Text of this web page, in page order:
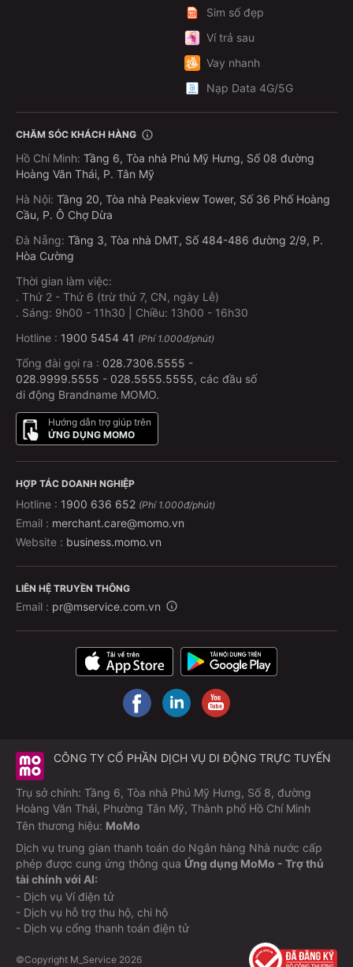
Sim số đẹp
Ví trả sau
Vay nhanh
Nạp Data 4G/5G
CHĂM SÓC KHÁCH HÀNG
Hồ Chí Minh: Tầng 6, Tòa nhà Phú Mỹ Hưng, Số 08 đường
Hoàng Văn Thái, P. Tân Mỹ
Hà Nội: Tầng 20, Tòa nhà Peakview Tower, Số 36 Phố Hoàng
Cầu, P. Ô Chợ Dừa
Đà Nẵng: Tầng 3, Tòa nhà DMT, Số 484-486 đường 2/9, P.
Hòa Cường
Thời gian làm việc:
. Thứ 2 - Thứ 6 (trừ thứ 7, CN, ngày Lễ)
. Sáng: 9h00 - 11h30 | Chiều: 13h00 - 16h30
Hotline : 1900 5454 41 (Phí 1.000đ/phút)
Tổng đài gọi ra : 028.7306.5555 -
028.9999.5555 - 028.5555.5555, các đầu số
di động Brandname MOMO.
Hướng dẫn trợ giúp trên
ỨNG DỤNG MOMO
HỢP TÁC DOANH NGHIỆP
Hotline : 1900 636 652 (Phí 1.000đ/phút)
Email : merchant.care@momo.vn
Website : business.momo.vn
LIÊN HỆ TRUYỀN THÔNG
Email : pr@mservice.com.vn
CÔNG TY CỔ PHẦN DỊCH VỤ DI ĐỘNG TRỰC TUYẾN
Trụ sở chính: Tầng 6, Tòa nhà Phú Mỹ Hưng, Số 8, đường
Hoàng Văn Thái, Phường Tân Mỹ, Thành phố Hồ Chí Minh
Tên thương hiệu: MoMo
Dịch vụ trung gian thanh toán do Ngân hàng Nhà nước cấp
phép được cung ứng thông qua Ứng dụng MoMo - Trợ thủ
tài chính với AI:
- Dịch vụ Ví điện tử
- Dịch vụ hỗ trợ thu hộ, chi hộ
- Dịch vụ cổng thanh toán điện tử
©Copyright M_Service 2026